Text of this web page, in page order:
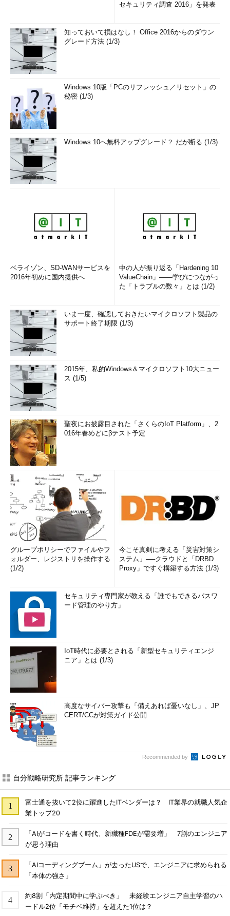
セキュリティ調査 2016」を発表
知っておいて損はなし！ Office 2016からのダウン
グレード方法 (1/3)
Windows 10版「PCのリフレッシュ／リセット」の
秘密 (1/3)
Windows 10へ無料アップグレード？ だが断る (1/3)
ベライゾン、SD-WANサービスを
2016年初めに国内提供へ
中の人が振り返る「Hardening 10
ValueChain」――学びにつながっ
た「トラブルの数々」とは (1/2)
いま一度、確認しておきたいマイクロソフト製品の
サポート終了期限 (1/3)
2015年、私的Windows＆マイクロソフト10大ニュー
ス (1/5)
聖夜にお披露目された「さくらのIoT Platform」、2
016年春めどにβテスト予定
グループポリシーでファイルやフ
ォルダー、レジストリを操作する
(1/2)
今こそ真剣に考える「災害対策シ
ステム」──クラウドと「DRBD
Proxy」ですぐ構築する方法 (1/3)
セキュリティ専門家が教える「誰でもできるパスワ
ード管理のやり方」
IoT時代に必要とされる「新型セキュリティエンジ
ニア」とは (1/3)
高度なサイバー攻撃も「備えあれば憂いなし」、JP
CERT/CCが対策ガイド公開
Recommended by
自分戦略研究所 記事ランキング
富士通を抜いて2位に躍進したITベンダーは？ IT業界の就職人気企
業トップ20
「AIがコードを書く時代、新職種FDEが需要増」 7割のエンジニア
が思う理由
「AIコーディングブーム」が去ったUSで、エンジニアに求められる
「本体の強さ」
約8割「内定期間中に学ぶべき」 未経験エンジニア自主学習のハ
ードル2位「モチベ維持」を超えた1位は？